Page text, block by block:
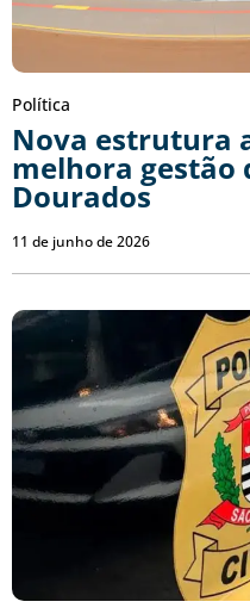
Política
Nova estrutura
melhora gestão
Dourados
11 de junho de 2026